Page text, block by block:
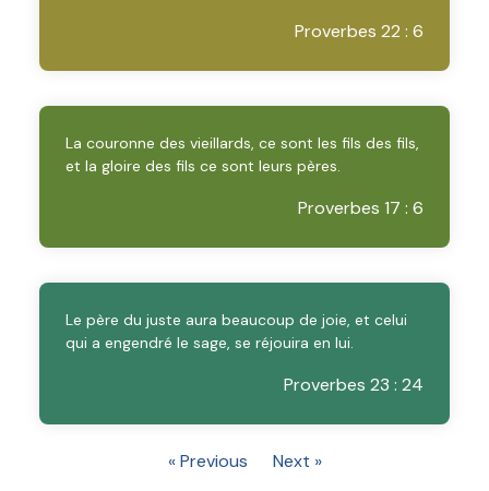
Proverbes 22 : 6
La couronne des vieillards, ce sont les fils des fils,
et la gloire des fils ce sont leurs pères.
Proverbes 17 : 6
Le père du juste aura beaucoup de joie, et celui
qui a engendré le sage, se réjouira en lui.
Proverbes 23 : 24
« Previous Next »